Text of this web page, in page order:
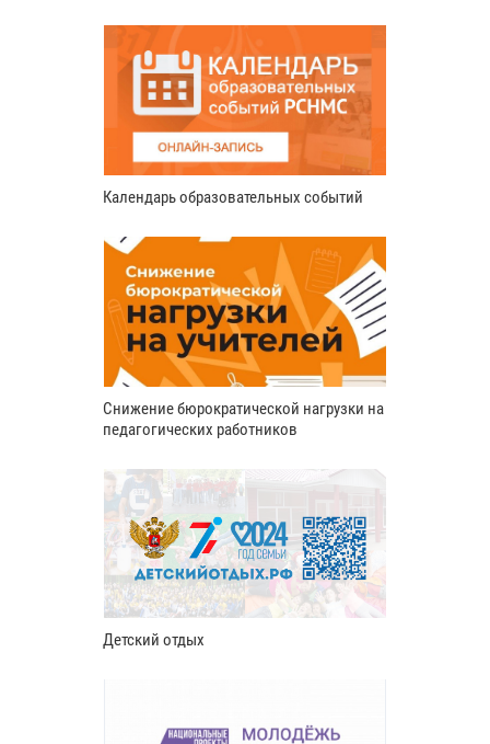
Календарь образовательных событий
Снижение бюрократической нагрузки на
педагогических работников
Детский отдых